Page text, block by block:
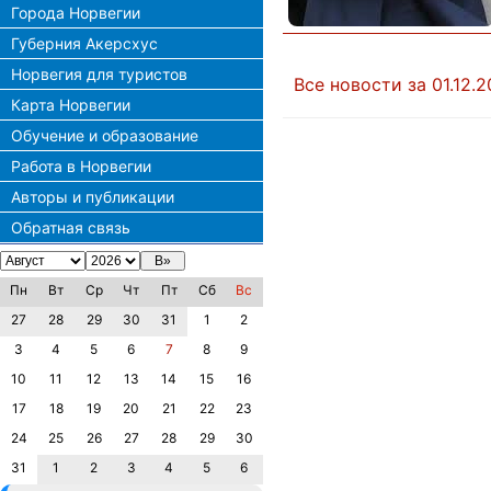
Города Норвегии
Губерния Акерсхус
Норвегия для туристов
Карта Норвегии
Обучение и образование
Работа в Норвегии
Авторы и публикации
Обратная связь
Пн Вт Ср Чт Пт Сб
Вс
27
28 29 30 31 1
2
3
4 5 6 7 8
9
10
11 12 13 14 15
16
17
18 19 20 21 22
23
24
25 26 27 28 29
30
31
1 2 3 4 5 6
Все новости за